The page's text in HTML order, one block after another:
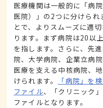
医療機関は一般的に「病
医院）」の2つに分けられ
とで、よりスムーズに適
ります。まず病院は20以
を指します。さらに、先
院、大学病院、企業立病
医療を支える中核病院、
けられます。
「病院」を
ファイル、「クリニック
ファイルとなります。